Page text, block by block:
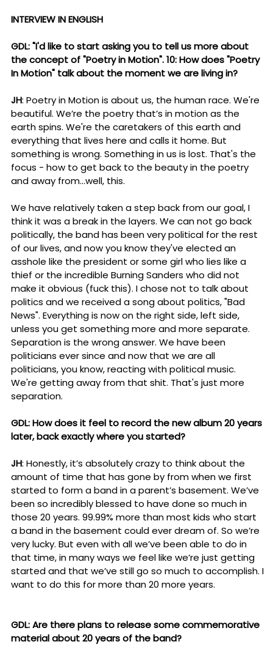
INTERVIEW IN ENGLISH
GDL: "I'd like to start asking you to tell us more about
the concept of "Poetry in Motion". 10: How does "Poetry
In Motion" talk about the moment we are living in?
JH: Poetry in Motion is about us, the human race. We're
beautiful. We’re the poetry that’s in motion as the
earth spins. We're the caretakers of this earth and
everything that lives here and calls it home. But
something is wrong. Something in us is lost. That's the
focus - how to get back to the beauty in the poetry
and away from...well, this.
We have relatively taken a step back from our goal, I
think it was a break in the layers. We can not go back
politically, the band has been very political for the rest
of our lives, and now you know they've elected an
asshole like the president or some girl who lies like a
thief or the incredible Burning Sanders who did not
make it obvious (fuck this). I chose not to talk about
politics and we received a song about politics, "Bad
News". Everything is now on the right side, left side,
unless you get something more and more separate.
Separation is the wrong answer. We have been
politicians ever since and now that we are all
politicians, you know, reacting with political music.
We're getting away from that shit. That's just more
separation.
GDL: How does it feel to record the new album 20 years
later, back exactly where you started?
JH: Honestly, it’s absolutely crazy to think about the
amount of time that has gone by from when we first
started to form a band in a parent’s basement. We’ve
been so incredibly blessed to have done so much in
those 20 years. 99.99% more than most kids who start
a band in the basement could ever dream of. So we’re
very lucky. But even with all we’ve been able to do in
that time, in many ways we feel like we’re just getting
started and that we’ve still go so much to accomplish. I
want to do this for more than 20 more years.
GDL: Are there plans to release some commemorative
material about 20 years of the band?